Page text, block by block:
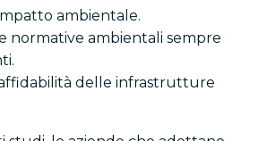
ambientale.
normative ambientali sempre
delle infrastrutture